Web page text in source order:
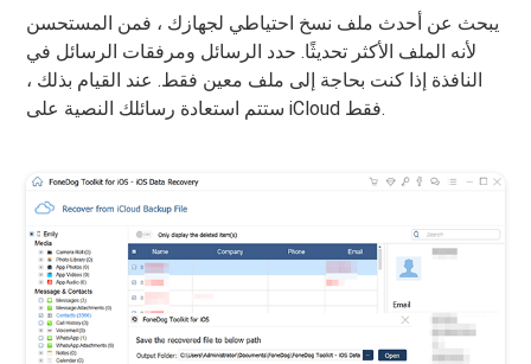
يبحث عن أحدث ملف نسخ احتياطي لجهازك ، فمن المستحسن
لأنه الملف الأكثر تحديثًا. حدد الرسائل ومرفقات الرسائل في
النافذة إذا كنت بحاجة إلى ملف معين فقط. عند القيام بذلك ،
ستتم استعادة رسائلك النصية على iCloud فقط.